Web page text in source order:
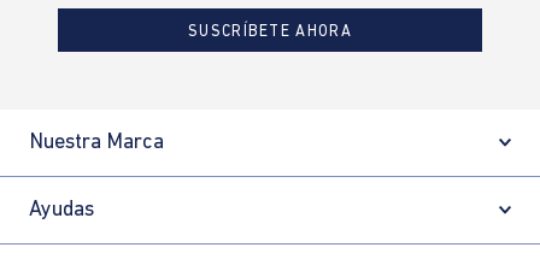
SUSCRÍBETE AHORA
Nuestra Marca
Ayudas